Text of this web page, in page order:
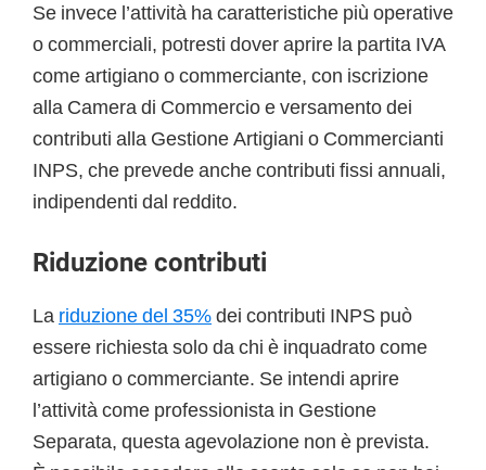
Se invece l’attività ha caratteristiche più operative
o commerciali, potresti dover aprire la partita IVA
come artigiano o commerciante, con iscrizione
alla Camera di Commercio e versamento dei
contributi alla Gestione Artigiani o Commercianti
INPS, che prevede anche contributi fissi annuali,
indipendenti dal reddito.
Riduzione contributi
La riduzione del 35%dei contributi INPS può
essere richiesta solo da chi è inquadrato come
artigiano o commerciante. Se intendi aprire
l’attività come professionista in Gestione
Separata, questa agevolazione non è prevista.